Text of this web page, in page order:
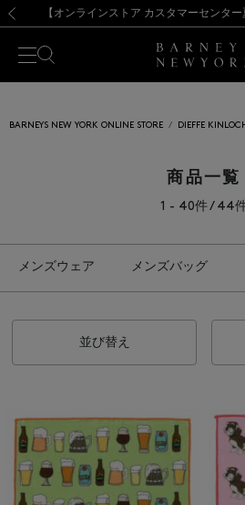
【夏季休業に伴う出荷一時停止の
熊本県を中心とした地震の影響による
【開催中】SUMMER SALEのご
【夏季休業に伴う出荷一時停止の
BARNEYS NEW YORK ONLINE STORE DIEFFE
商品一覧
1 - 40件 / 44
メンズウェア メンズバッグ
並び替え